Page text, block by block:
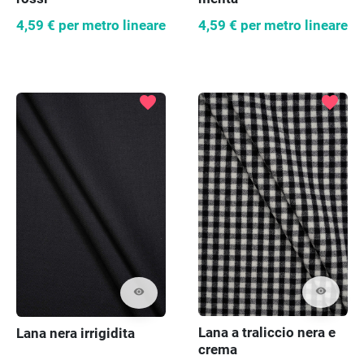
4,59 € per metro lineare
4,59 € per metro lineare
visibility
favorite
Lana nera irrigidita
visibility
favorite
Lana a traliccio nera e
crema